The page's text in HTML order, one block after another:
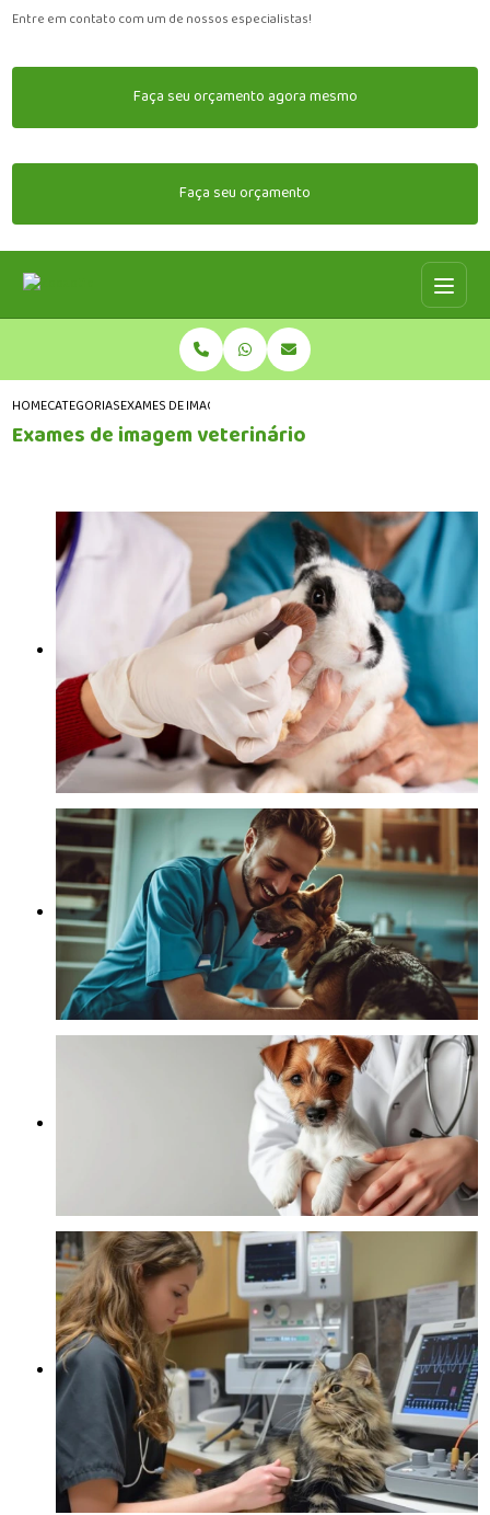
Entre em contato com um de nossos especialistas!
Faça seu orçamento agora mesmo
Faça seu orçamento
HOMECATEGORIASEXAMES DE IMAGEM VETERINÁRIO
Exames de imagem veterinário